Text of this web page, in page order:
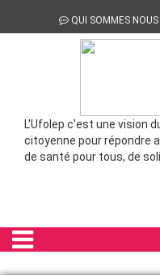
QUI SOMMES NOUS
L'Ufolep c'est une vision
citoyenne pour répondre
de santé pour tous, de